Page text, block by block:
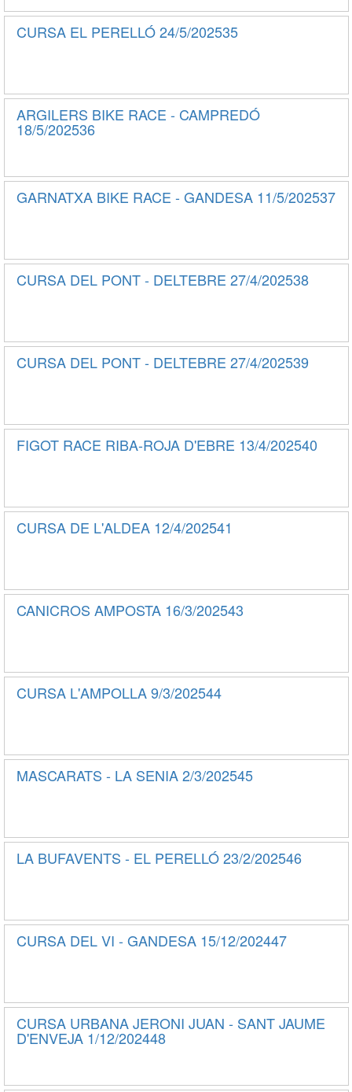
CURSA EL PERELLÓ 24/5/202535
ARGILERS BIKE RACE - CAMPREDÓ
18/5/202536
GARNATXA BIKE RACE - GANDESA 11/5/202537
CURSA DEL PONT - DELTEBRE 27/4/202538
CURSA DEL PONT - DELTEBRE 27/4/202539
FIGOT RACE RIBA-ROJA D'EBRE 13/4/202540
CURSA DE L'ALDEA 12/4/202541
CANICROS AMPOSTA 16/3/202543
CURSA L'AMPOLLA 9/3/202544
MASCARATS - LA SENIA 2/3/202545
LA BUFAVENTS - EL PERELLÓ 23/2/202546
CURSA DEL VI - GANDESA 15/12/202447
CURSA URBANA JERONI JUAN - SANT JAUME
D'ENVEJA 1/12/202448